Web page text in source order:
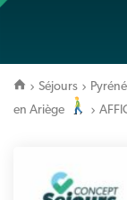
Séjours
en Ariège